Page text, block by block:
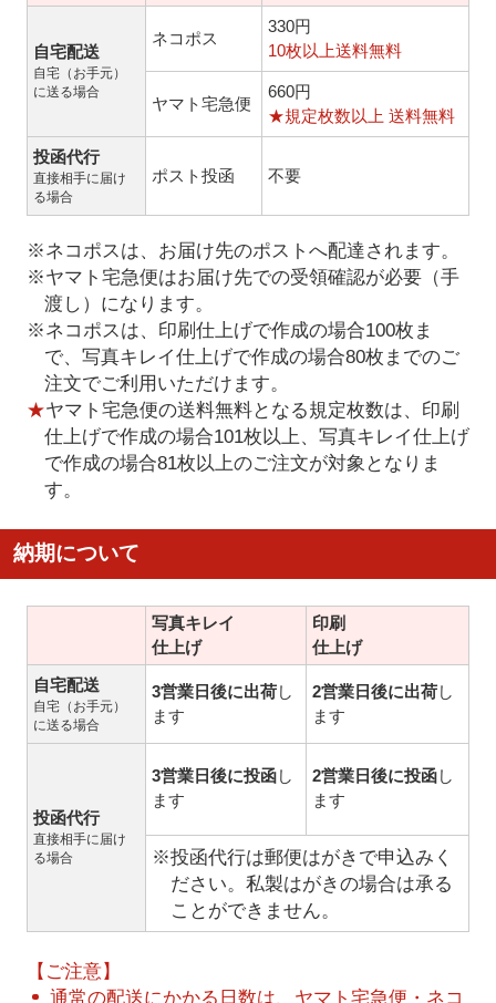
自宅配送
自宅（お手元）
に送る場合
ネコポス
330円
10枚以上送料無料
ヤマト宅急便
660円
★規定枚数以上 送料無料
投函代行
直接相手に届け
る場合
ポスト投函 不要
※ネコポスは、お届け先のポストへ配達されます。
※ヤマト宅急便はお届け先での受領確認が必要（手
渡し）になります。
※ネコポスは、印刷仕上げで作成の場合100枚ま
で、写真キレイ仕上げで作成の場合80枚までのご
注文でご利用いただけます。
★ヤマト宅急便の送料無料となる規定枚数は、印刷
仕上げで作成の場合101枚以上、写真キレイ仕上げ
で作成の場合81枚以上のご注文が対象となりま
す。
納期について
写真キレイ
仕上げ
印刷
仕上げ
自宅配送
自宅（お手元）
に送る場合
3営業日後に出荷し
ます
2営業日後に出荷し
ます
投函代行
直接相手に届け
る場合
3営業日後に投函し
ます
2営業日後に投函し
ます
※投函代行は郵便はがきで申込みく
ださい。私製はがきの場合は承る
ことができません。
【ご注意】
通常の配送にかかる日数は、ヤマト宅急便・ネコ